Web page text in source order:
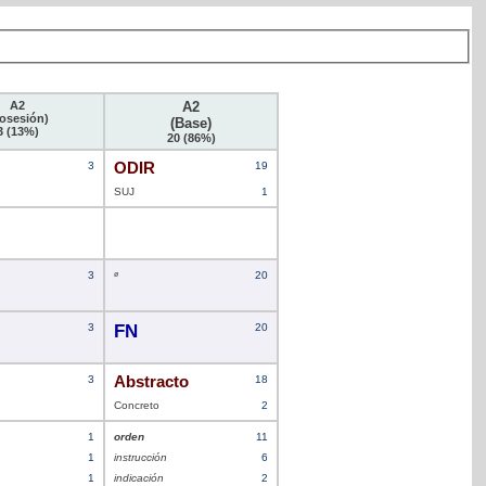
A2
(13%)
A2
(Base)
20 (86%)
3 ODIR 19
SUJ 1
3 ø 20
3 FN 20
3 Abstracto 18
Concreto 2
1
1
1
orden
11
instrucción
6
indicación
2